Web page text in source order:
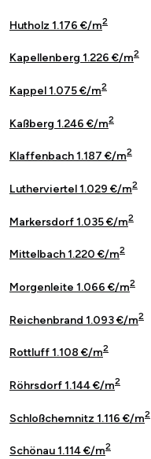
Hutholz 1.176 €/m2
Kapellenberg 1.226 €/m2
Kappel 1.075 €/m2
Kaßberg 1.246 €/m2
Klaffenbach 1.187 €/m2
Lutherviertel 1.029 €/m2
Markersdorf 1.035 €/m2
Mittelbach 1.220 €/m2
Morgenleite 1.066 €/m2
Reichenbrand 1.093 €/m2
Rottluff 1.108 €/m2
Röhrsdorf 1.144 €/m2
Schloßchemnitz 1.116 €/m2
Schönau 1.114 €/m2